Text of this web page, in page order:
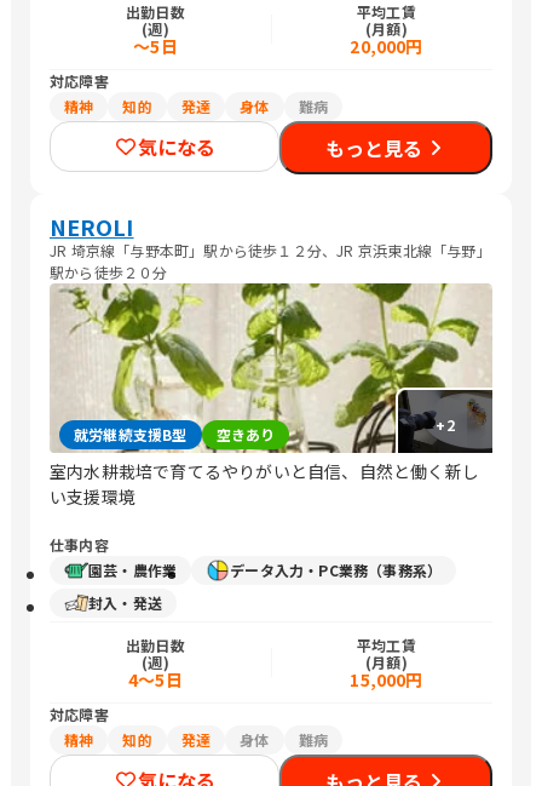
出勤日数
(週)
～5日
平均工賃
(月額)
20,000円
対応障害
精神
知的 発達 身体 難病
気になる もっと見る
NEROLI
JR 埼京線「与野本町」駅から徒歩１２分、JR 京浜東北線「与野」
駅から徒歩２０分
+2
就労継続支援B型 空きあり
室内水耕栽培で育てるやりがいと自信、自然と働く新し
い支援環境
仕事内容
園芸・農作業
データ入力・PC業務（事務系）
封入・発送
出勤日数
(週)
4～5日
平均工賃
(月額)
15,000円
対応障害
精神
知的 発達 身体 難病
気になる